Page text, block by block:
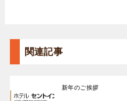
関連記事
新年のご挨拶